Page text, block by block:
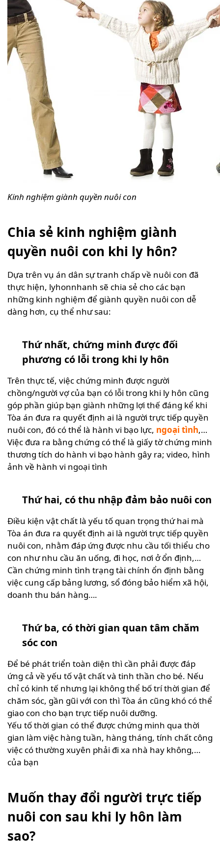
Kinh nghiệm giành quyền nuôi con
Chia sẻ kinh nghiệm giành
quyền nuôi con khi ly hôn?
Dựa trên vụ án dân sự tranh chấp về nuôi con đã
thực hiện, lyhonnhanh sẽ chia sẻ cho các bạn
những kinh nghiệm để giành quyền nuôi con dễ
dàng hơn, cụ thể như sau:
Thứ nhất, chứng minh được đối
phương có lỗi trong khi ly hôn
Trên thực tế, việc chứng minh được người
chồng/người vợ của bạn có lỗi trong khi ly hôn cũng
góp phần giúp bạn giành những lợi thế đáng kể khi
Tòa án đưa ra quyết định ai là người trực tiếp quyền
nuôi con, đó có thể là hành vi bạo lực, ngoại tình,…
Việc đưa ra bằng chứng có thể là giấy tờ chứng minh
thương tích do hành vi bạo hành gây ra; video, hình
ảnh về hành vi ngoại tình
Thứ hai, có thu nhập đảm bảo nuôi con
Điều kiện vật chất là yếu tố quan trọng thứ hai mà
Tòa án đưa ra quyết định ai là người trực tiếp quyền
nuôi con, nhằm đáp ứng được nhu cầu tối thiểu cho
con như nhu cầu ăn uống, đi học, nơi ở ổn định,…
Cần chứng minh tình trạng tài chính ổn định bằng
việc cung cấp bảng lương, sổ đóng bảo hiểm xã hội,
doanh thu bán hàng….
Thứ ba, có thời gian quan tâm chăm
sóc con
Để bé phát triển toàn diện thì cần phải được đáp
ứng cả về yếu tố vật chất và tinh thần cho bé. Nếu
chỉ có kinh tế nhưng lại không thể bố trí thời gian để
chăm sóc, gần gũi với con thì Tòa án cũng khó có thể
giao con cho bạn trực tiếp nuôi dưỡng.
Yếu tố thời gian có thể được chứng minh qua thời
gian làm việc hàng tuần, hàng tháng, tính chất công
việc có thường xuyên phải đi xa nhà hay không,…
của bạn
Muốn thay đổi người trực tiếp
nuôi con sau khi ly hôn làm
sao?